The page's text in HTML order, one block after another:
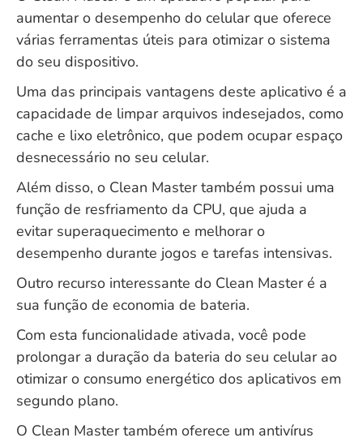
aumentar o desempenho do celular que oferece
várias ferramentas úteis para otimizar o sistema
do seu dispositivo.
Uma das principais vantagens deste aplicativo é a
capacidade de limpar arquivos indesejados, como
cache e lixo eletrônico, que podem ocupar espaço
desnecessário no seu celular.
Além disso, o Clean Master também possui uma
função de resfriamento da CPU, que ajuda a
evitar superaquecimento e melhorar o
desempenho durante jogos e tarefas intensivas.
Outro recurso interessante do Clean Master é a
sua função de economia de bateria.
Com esta funcionalidade ativada, você pode
prolongar a duração da bateria do seu celular ao
otimizar o consumo energético dos aplicativos em
segundo plano.
O Clean Master também oferece um antivírus